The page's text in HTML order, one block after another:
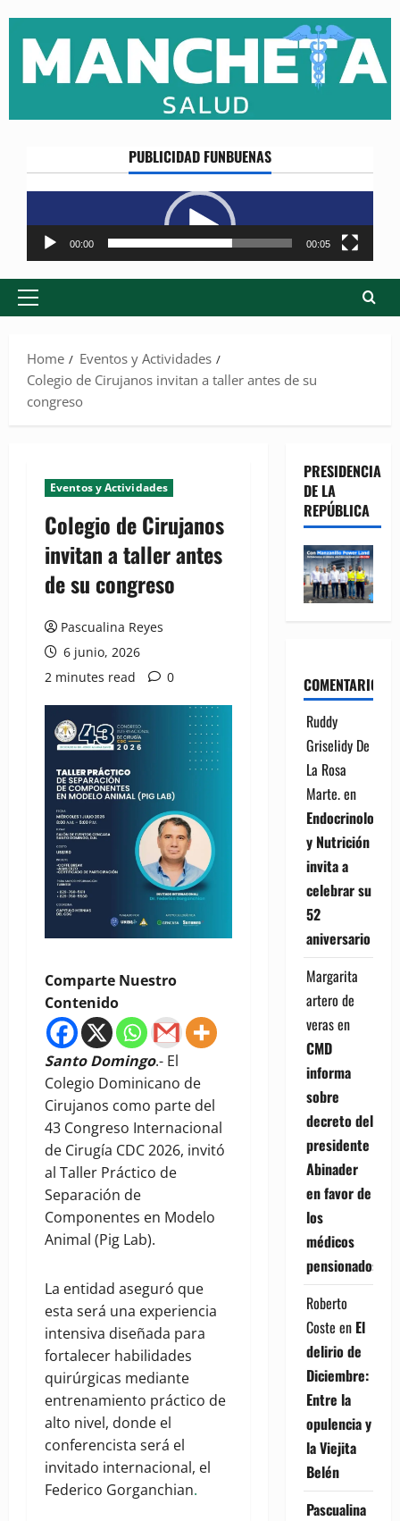
content
PUBLICIDAD FUNBUENAS
Reproductor
de
vídeo
00:00 00:05
Primary
Home
Eventos y Actividades
Colegio de Cirujanos invitan a taller antes de su
congreso
Eventos y Actividades
Colegio de Cirujanos
invitan a taller antes
de su congreso
Pascualina Reyes
6 junio, 2026
2 minutes read
0
Comparte Nuestro
Contenido
Santo Domingo.- El
Colegio Dominicano de
Cirujanos como parte del
43 Congreso Internacional
de Cirugía CDC 2026, invitó
al Taller Práctico de
Separación de
Componentes en Modelo
Animal (Pig Lab).
La entidad aseguró que
esta será una experiencia
intensiva diseñada para
fortalecer habilidades
quirúrgicas mediante
entrenamiento práctico de
alto nivel, donde el
conferencista será el
invitado internacional, el
Federico Gorganchian.
PRESIDENCIA
DE LA
REPÚBLICA
COMENTARIOS
Ruddy
Griselidy De
La Rosa
Marte.en
Endocrinología
y Nutrición
invita a
celebrar su
52
aniversario
Margarita
artero de
verasen
CMD
informa
sobre
decreto del
presidente
Abinader
en favor de
los
médicos
pensionados
Roberto
Coste en El
delirio de
Diciembre:
Entre la
opulencia y
la Viejita
Belén
Pascualina